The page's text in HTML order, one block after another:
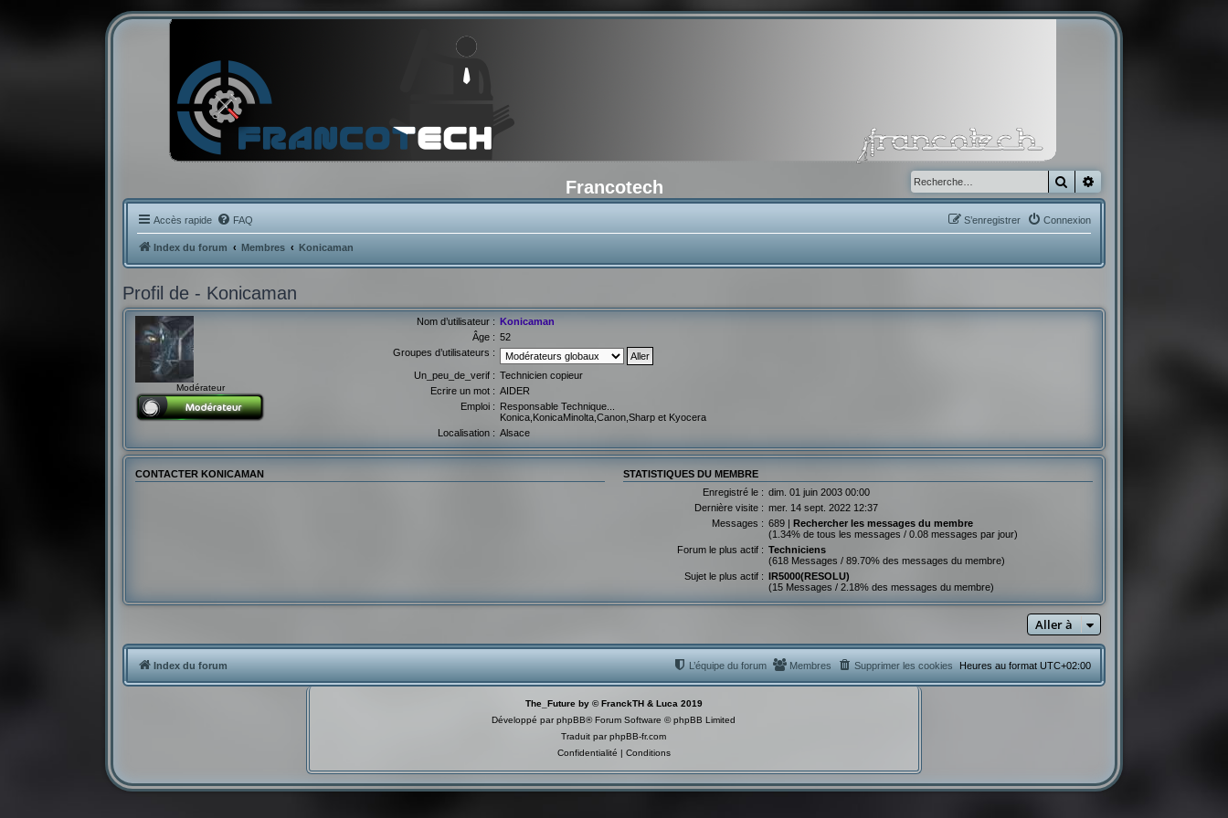
Francotech Rechercher
Accès rapide FAQ Connexion
S’enregistrer
Index du forum Membres Konicaman
Profil de - Konicaman
Modérateur
Nom d’utilisateur :
Konicaman
Âge : 52
Groupes d’utilisateurs :
Un_peu_de_verif : Technicien copieur
Ecrire un mot : AIDER
Emploi :
Responsable Technique...
Konica,KonicaMinolta,Canon,Sharp et Kyocera
Localisation : Alsace
CONTACTER KONICAMAN
STATISTIQUES DU MEMBRE
Enregistré le : dim. 01 juin 2003 00:00
Dernière visite : mer. 14 sept. 2022 12:37
Messages : 689 |Rechercher les messages du membre
(1.34% de tous les messages / 0.08 messages par jour)
Forum le plus actif : Techniciens
(618 Messages / 89.70% des messages du membre)
Sujet le plus actif : IR5000(RESOLU)
(15 Messages / 2.18% des messages du membre)
Aller à
Index du forum Heures au format UTC+02:00
Supprimer les cookies
Membres
L’équipe du forum
The_Future by © FranckTH & Luca 2019
Développé parphpBB® Forum Software © phpBB Limited
Traduit parphpBB-fr.com
Confidentialité | Conditions